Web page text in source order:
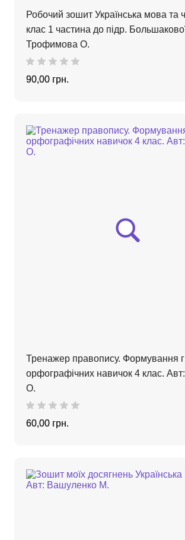
Робочий зошит Українська мова та
клас 1 частина до підр.
Трофимова О.
90,00 грн.
Тренажер правопису. Формування
орфографічних навичок 4 клас.
О.
60,00 грн.